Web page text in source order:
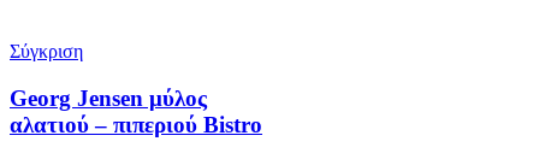
Σύγκριση
Georg Jensen μύλος
αλατιού – πιπεριού Bistro